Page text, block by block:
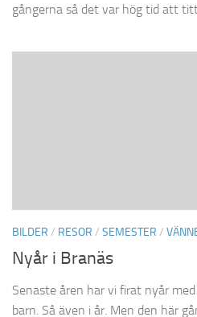
gångerna så det var hög tid att
BILDER / RESOR / SEMESTER /
Nyår i Branäs
Senaste åren har vi firat nyår
barn. Så även i år. Men den här